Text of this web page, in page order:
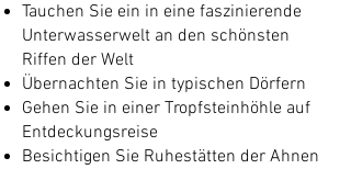
Tauchen Sie ein in eine faszinierende
Unterwasserwelt an den schönsten
Riffen der Welt
Übernachten Sie in typischen Dörfern
Gehen Sie in einer Tropfsteinhöhle auf
Entdeckungsreise
Besichtigen Sie Ruhestätten der Ahnen